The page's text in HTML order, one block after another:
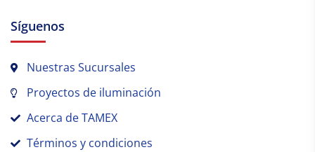
Síguenos
Nuestras Sucursales
Proyectos de iluminación
Acerca de TAMEX
Términos y condiciones